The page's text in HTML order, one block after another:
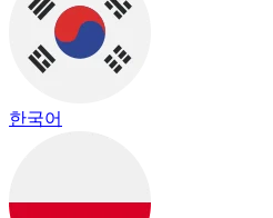
한국어